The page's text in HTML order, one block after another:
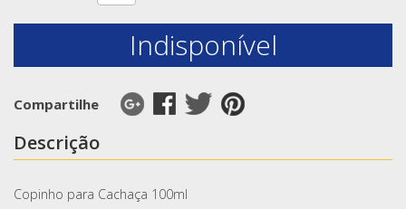
Indisponível
Compartilhe
Descrição
Copinho para Cachaça 100ml